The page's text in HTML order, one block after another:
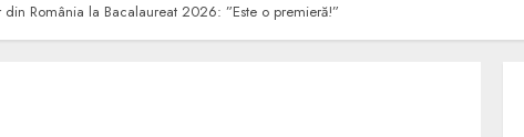
România la Bacalaureat 2026: ”Este o premieră!”